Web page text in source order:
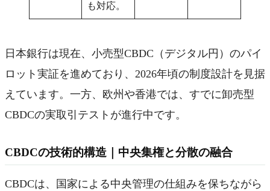
も対応。
日本銀行は現在、小売型CBDC（デジタル円）のパイ
ロット実証を進めており、2026年頃の制度設計を見据
えています。一方、欧州や香港では、すでに卸売型
CBDCの実取引テストが進行中です。
CBDCの技術的構造｜中央集権と分散の融合
CBDCは、国家による中央管理の仕組みを保ちながら